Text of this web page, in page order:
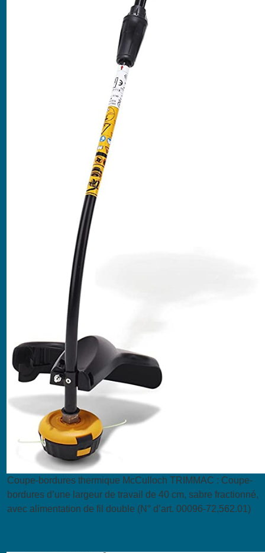
Coupe-bordures thermique McCulloch TRIMMAC : Coupe-
bordures d’une largeur de travail de 40 cm, sabre fractionné,
avec alimentation de fil double (N° d’art. 00096-72,562.01)